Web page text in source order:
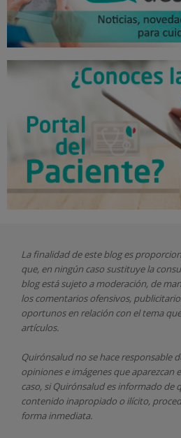
La finalidad de este blog es
que, en ningún caso sustituye la
blog está sujeto a moderación, de
los comentarios ofensivos,
oportunos en relación con el tema
artículos.
Quirónsaludno se hace responsable
opiniones e imágenes que aparezcan
caso, si Quirónsaludes informado de
contenido inapropiado o ilícito,
forma inmediata.